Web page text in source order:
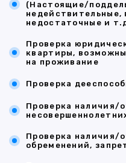
(Настоящие/
недействительные,
недостаточные и
Проверка
квартиры,
на проживание
Проверка
Проверка наличия/
Проверка наличия/
обременений,